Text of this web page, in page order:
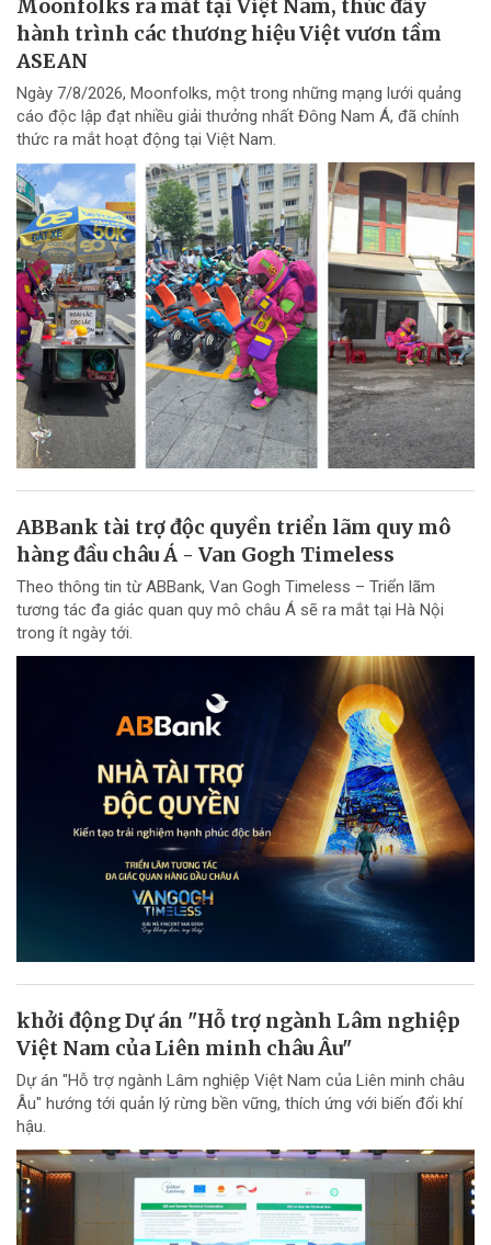
Moonfolks ra mắt tại Việt Nam, thúc đẩy
hành trình các thương hiệu Việt vươn tầm
ASEAN
Ngày 7/8/2026, Moonfolks, một trong những mạng lưới quảng
cáo độc lập đạt nhiều giải thưởng nhất Đông Nam Á, đã chính
thức ra mắt hoạt động tại Việt Nam.
ABBank tài trợ độc quyền triển lãm quy mô
hàng đầu châu Á - Van Gogh Timeless
Theo thông tin từ ABBank, Van Gogh Timeless – Triển lãm
tương tác đa giác quan quy mô châu Á sẽ ra mắt tại Hà Nội
trong ít ngày tới.
khởi động Dự án "Hỗ trợ ngành Lâm nghiệp
Việt Nam của Liên minh châu Âu"
Dự án "Hỗ trợ ngành Lâm nghiệp Việt Nam của Liên minh châu
Âu" hướng tới quản lý rừng bền vững, thích ứng với biến đổi khí
hậu.